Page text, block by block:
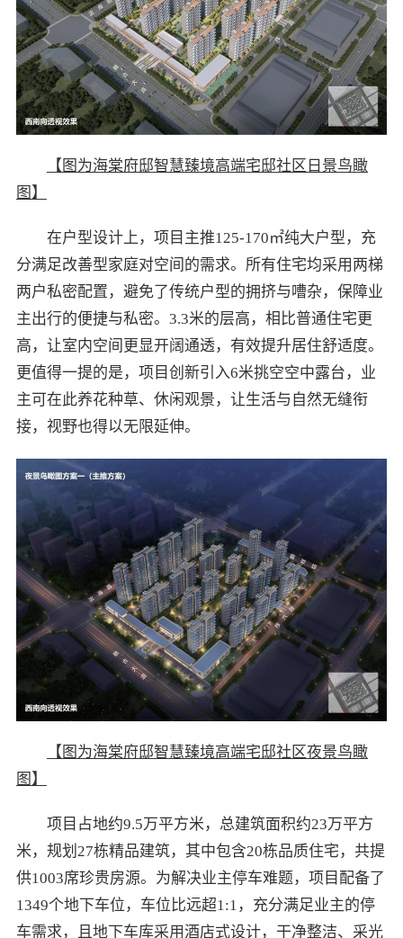
【图为海棠府邸智慧臻境高端宅邸社区日景鸟瞰
图】
在户型设计上，项目主推125-170㎡纯大户型，充
分满足改善型家庭对空间的需求。所有住宅均采用两梯
两户私密配置，避免了传统户型的拥挤与嘈杂，保障业
主出行的便捷与私密。3.3米的层高，相比普通住宅更
高，让室内空间更显开阔通透，有效提升居住舒适度。
更值得一提的是，项目创新引入6米挑空空中露台，业
主可在此养花种草、休闲观景，让生活与自然无缝衔
接，视野也得以无限延伸。
【图为海棠府邸智慧臻境高端宅邸社区夜景鸟瞰
图】
项目占地约9.5万平方米，总建筑面积约23万平方
米，规划27栋精品建筑，其中包含20栋品质住宅，共提
供1003席珍贵房源。为解决业主停车难题，项目配备了
1349个地下车位，车位比远超1:1，充分满足业主的停
车需求，且地下车库采用酒店式设计，干净整洁、采光